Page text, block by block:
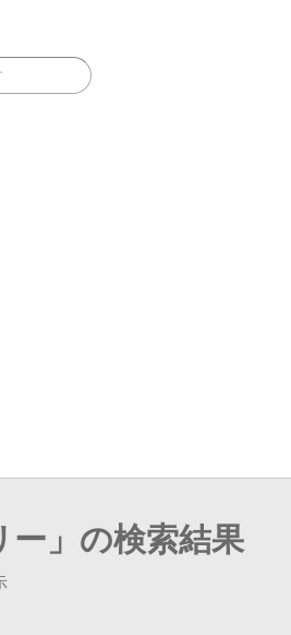
ー」の検索結果